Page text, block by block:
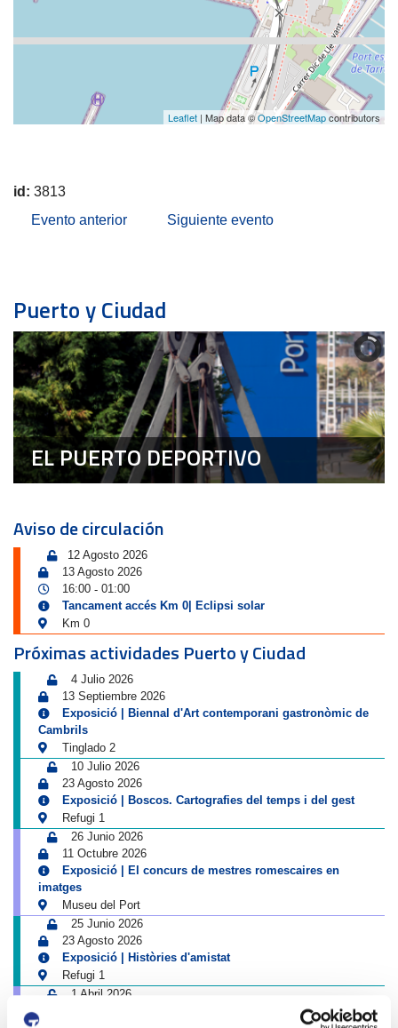
Leaflet | Map data ©OpenStreetMapcontributors
id: 3813
Evento anterior
Siguiente evento
Puerto y Ciudad
EL PUERTO DEPORTIVO
Aviso de circulación
12 Agosto 2026
13 Agosto 2026
16:00 - 01:00
Tancament accés Km 0| Eclipsi solar
Km 0
Próximas actividades Puerto y Ciudad
4 Julio 2026
13 Septiembre 2026
Exposició | Biennal d'Art contemporani gastronòmic de
Cambrils
Tinglado 2
10 Julio 2026
23 Agosto 2026
Exposició | Boscos. Cartografies del temps i del gest
Refugi 1
26 Junio 2026
11 Octubre 2026
Exposició | El concurs de mestres romescaires en
imatges
Museu del Port
25 Junio 2026
23 Agosto 2026
Exposició | Històries d'amistat
Refugi 1
1 Abril 2026